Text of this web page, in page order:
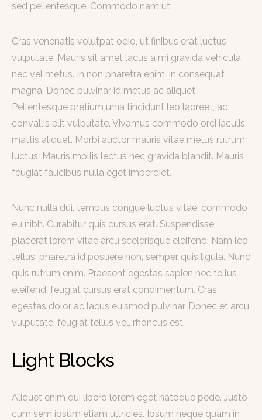
sed pellentesque. Commodo nam ut.
Cras venenatis volutpat odio, ut finibus erat luctus
vulputate. Mauris sit amet lacus a mi gravida vehicula
nec vel metus. In non pharetra enim, in consequat
magna. Donec pulvinar id metus ac aliquet.
Pellentesque pretium urna tincidunt leo laoreet, ac
convallis elit vulputate. Vivamus commodo orci iaculis
mattis aliquet. Morbi auctor mauris vitae metus rutrum
luctus. Mauris mollis lectus nec gravida blandit. Mauris
feugiat faucibus nulla eget imperdiet.
Nunc nulla dui, tempus congue luctus vitae, commodo
eu nibh. Curabitur quis cursus erat. Suspendisse
placerat lorem vitae arcu scelerisque eleifend. Nam leo
tellus, pharetra id posuere non, semper quis ligula. Nunc
quis rutrum enim. Praesent egestas sapien nec tellus
eleifend, feugiat cursus erat condimentum. Cras
egestas dolor ac lacus euismod pulvinar. Donec et arcu
vulputate, feugiat tellus vel, rhoncus est.
Light Blocks
Aliquet enim dui libero lorem eget natoque pede. Justo
cum sem ipsum etiam ultricies. Ipsum neque quam in